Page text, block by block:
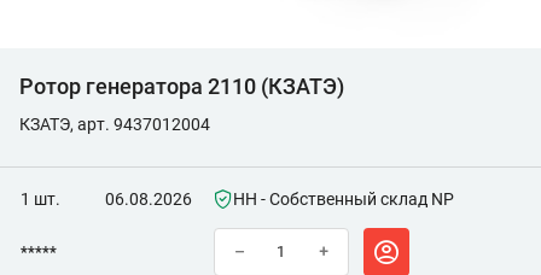
Ротор генератора 2110 (КЗАТЭ)
КЗАТЭ, арт. 9437012004
1 шт. 06.08.2026 НН - Собственный склад NP
***** – +